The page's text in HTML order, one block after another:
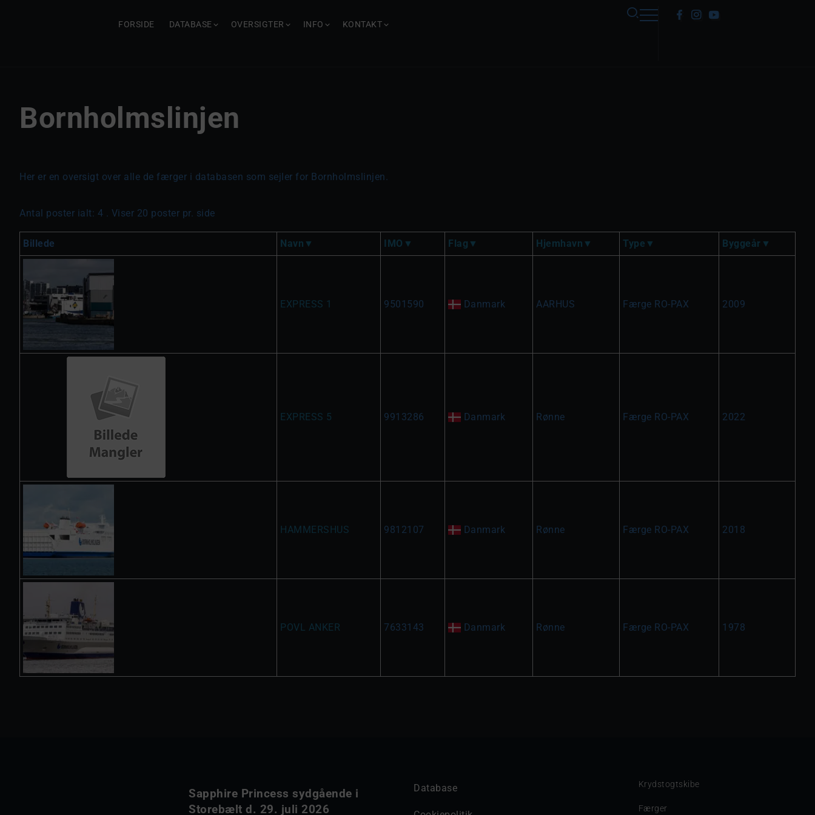
FORSIDE DATABASE OVERSIGTER INFO KONTAKT
Bornholmslinjen
Her er en oversigt over alle de færger i databasen som sejler for Bornholmslinjen.
Antal poster ialt: 4 . Viser 20 poster pr. side
Billede Navn IMO Flag Hjemhavn Type Byggeår
EXPRESS 1 9501590 Danmark AARHUS Færge RO-PAX 2009
EXPRESS 5 9913286 Danmark Rønne Færge RO-PAX 2022
HAMMERSHUS 9812107 Danmark Rønne Færge RO-PAX 2018
POVL ANKER 7633143 Danmark Rønne Færge RO-PAX 1978
Sapphire Princess sydgående i
Storebælt d. 29. juli 2026
Database Krydstogtskibe
Færger